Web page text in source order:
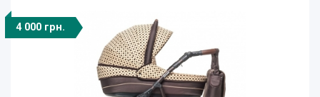
4 000 грн.